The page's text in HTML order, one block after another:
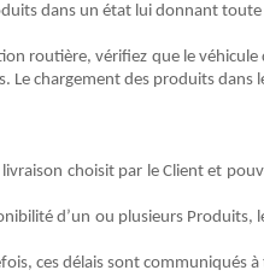
dans un état lui donnant
routière, vérifiez que le véhicule
Le chargement des produits dans
choisit par le Clientet
ibilité d’un ou plusieurs Produits,
ces délais sont communiqués